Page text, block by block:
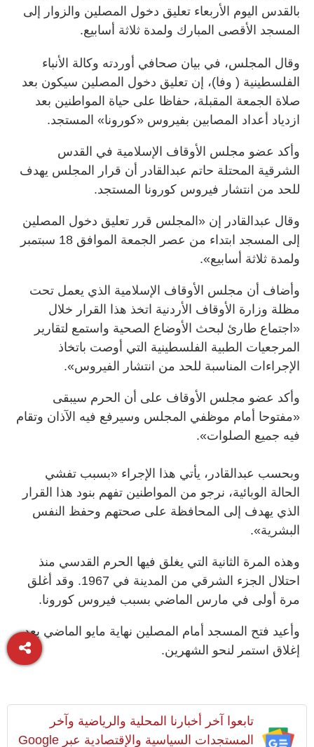
بالقدس اليوم الأربعاء تعليق دخول المصلين والزوار إلى
المسجد الأقصى المبارك ولمدة ثلاثة أسابيع.
وقال المجلس، في بيان صحافي أوردته وكالة الأنباء
الفلسطينية ( وفا)، إن تعليق دخول المصلين سيكون بعد
صلاة الجمعة المقبلة، حفاظا على حياة المواطنين بعد
ازدياد أعداد المصابين بفيروس «كورونا» المستجد.
وأكد عضو مجلس الأوقاف الإسلامية في القدس
الشرقية المحتلة حاتم عبدالقادر أن قرار المجلس يهدف
للحد من انتشار فيروس كورونا المستجد.
وقال عبدالقادر إن «المجلس قرر تعليق دخول المصلين
إلى المسجد ابتداء من عصر الجمعة الموافق 18 سبتمبر
ولمدة ثلاثة أسابيع».
وأضاف أن مجلس الأوقاف الإسلامية الذي يعمل تحت
مظلة وزارة الأوقاف الأردنية اتخذ هذا القرار خلال
«اجتماع طارئ لبحث الأوضاع الصحية واستمع لتقارير
المرجعيات الطبية الفلسطينية التي أوصت باتخاذ
الإجراءات المناسبة للحد من انتشار الفيروس».
وأكد عضو مجلس الأوقاف على أن الحرم سيبقى
«مفتوحا أمام موظفي المجلس وسيرفع فيه الآذان وتقام
فيه جميع الصلوات».
وبحسب عبدالقادر، يأتي هذا الإجراء «بسبب تفشي
الحالة الوبائية، نرجو من المواطنين تفهم بنود هذا القرار
الذي يهدف إلى المحافظة على صحتهم وحفظ النفس
البشرية».
وهذه المرة الثانية التي يغلق فيها الحرم القدسي منذ
احتلال الجزء الشرقي من المدينة في 1967. وقد أغلق
مرة أولى في مارس الماضي بسبب فيروس كورونا.
وأعيد فتح المسجد أمام المصلين نهاية مايو الماضي بعد
إغلاق استمر لنحو الشهرين.
تابعوا آخر أخبارنا المحلية والرياضية وآخر
المستجدات السياسية والإقتصادية عبر Google